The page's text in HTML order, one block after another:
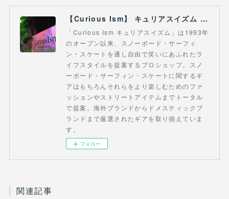
【Curious Ism】 キュリアスイズム l スノーボードショップ サーフショップ 福島県 会津若松市 郡山市 通販
「Curious Ism キュリアスイズム」は1993年
のオープン以来、スノーボード・サーフィ
ン・スケートを通し自由で笑いにあふれたラ
イフスタイルを提案するプロショップ。スノ
ーボード・サーフィン・スケートに関するギ
アはもちろんそれらをより楽しむためのファ
ッションやストリートアイテムまでトータル
で提案。海外ブランドからドメスティックブ
ランドまで厳選されたギアを取り揃えていま
す。
フォロー
関連記事